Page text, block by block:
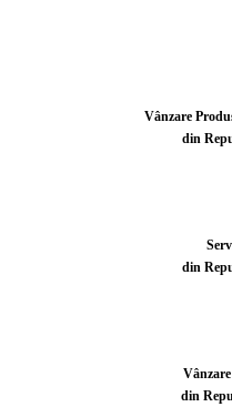
Vânzare
din
din
din